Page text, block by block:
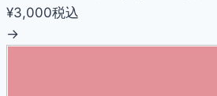
¥3,000税込
→